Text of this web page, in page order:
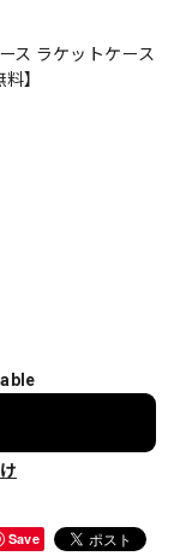
ス ラケットケース
】
Save